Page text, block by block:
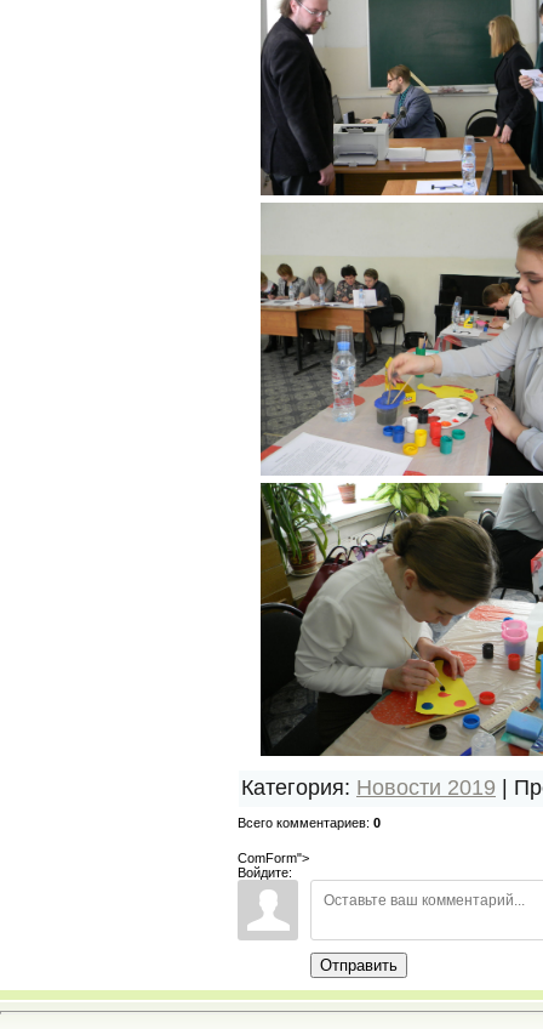
Категория: Новости 2019 |
Всего комментариев: 0
ComForm">
Войдите:
Отправить